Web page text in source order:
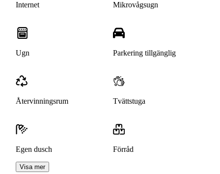
Internet Mikrovågsugn
Ugn Parkering tillgänglig
Återvinningsrum Tvättstuga
Egen dusch Förråd
Visa mer